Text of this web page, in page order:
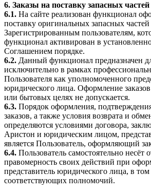
6. Заказы на поставку запасных частей
6.1. На сайте реализован функционал
поставку оригинальных запасных
Зарегистрированным пользователям,
функционал активирован в
Соглашением порядке.
6.2. Данный функционал предназначен
исключительно в рамках
Пользователя как уполномоченного
юридического лица. Оформление
или бытовых целях не допускается.
6.3. Порядок оформления,
заказов, а также условия возврата и
определяются условиями договора,
Аристон и юридическим лицом,
является Пользователь, оформляющий
6.4. Пользователь самостоятельно несёт
правомерность своих действий при
представитель юридического лица, в
соответствующих полномочий.